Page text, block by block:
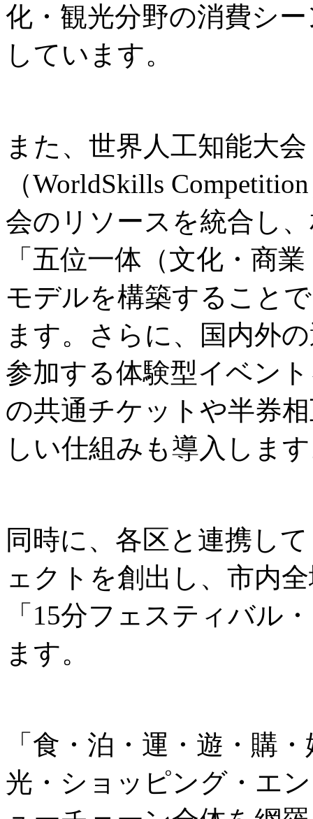
化・観光分野の消費シ
しています。
また、世界人工知能大
（WorldSkills
会のリソースを統合し
「五位一体（文化・商
モデルを構築すること
ます。さらに、国内外
参加する体験型イベン
の共通チケットや半券
しい仕組みも導入しま
同時に、各区と連携し
ェクトを創出し、市内
「15分フェスティバル
ます。
「食・泊・運・遊・購
光・ショッピング・エ